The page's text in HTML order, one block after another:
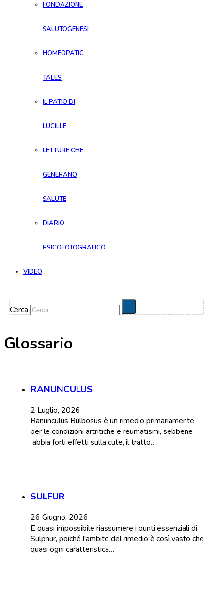
FONDAZIONE
SALUTOGENESI
HOMEOPATIC
TALES
IL PATIO DI
LUCILLE
LETTURE CHE
GENERANO
SALUTE
DIARIO
PSICOFOTOGRAFICO
VIDEO
Cerca
Glossario
RANUNCULUS
2 Luglio, 2026
Ranunculus Bulbosus è un rimedio primariamente
per le condizioni artritiche e reumatismi, sebbene
abbia forti effetti sulla cute, il tratto…
SULFUR
26 Giugno, 2026
E quasi impossibile riassumere i punti essenziali di
Sulphur, poiché l'ambito del rimedio è così vasto che
quasi ogni caratteristica…